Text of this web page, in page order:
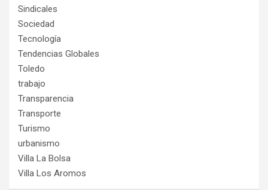
Sindicales
Sociedad
Tecnología
Tendencias Globales
Toledo
trabajo
Transparencia
Transporte
Turismo
urbanismo
Villa La Bolsa
Villa Los Aromos